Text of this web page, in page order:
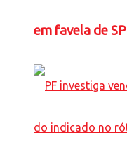
em favela de SP